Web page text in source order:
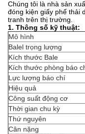
Chúng tôi là nhà sản
đóng kiện giấy phế thải
tranh trên thị trường.
1. Thông số kỹ thuật:
Mô hình
Balel trọng lượng
Kích thước Bale
Kích thước phòng báo
Lực lượng báo chí
Hiệu quả
Công suất động cơ
Thời gian chu kỳ
Thứ nguyên
Cân nặng